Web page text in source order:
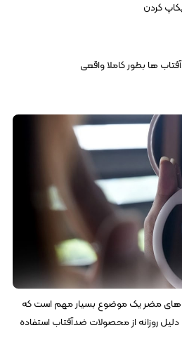
کردن
ها بطور کاملا واقعی
های مضر یک موضوع بسیار مهم است که
روزانه از محصولات ضدآفتاب استفاده